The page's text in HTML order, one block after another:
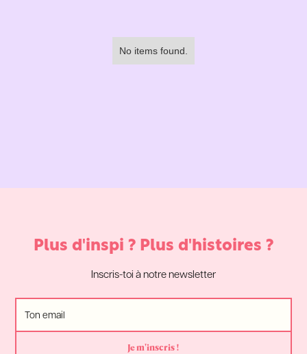
No items found.
Plus d'inspi ? Plus d'histoires ?
Inscris-toi à notre newsletter